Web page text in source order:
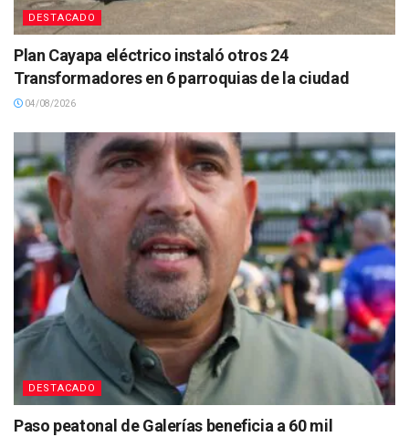
DESTACADO
Plan Cayapa eléctrico instaló otros 24
Transformadores en 6 parroquias de la ciudad
04/08/2026
DESTACADO
Paso peatonal de Galerías beneficia a 60 mil